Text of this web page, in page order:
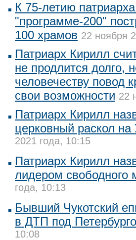
К 75-летию
"программе-200"
100 храмов 22 ноября
Патриарх Кирилл
не продлится долго,
человечеству повод
свои возможности 22
Патриарх Кирилл
церковный раскол на
2021 года, 10:15
Патриарх Кирилл
лидером свободного
года, 10:13
Бывший Чукотский
в ДТП под
10:08